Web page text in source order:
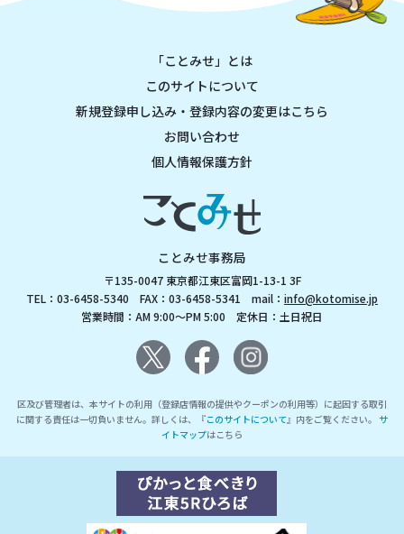
「ことみせ」とは
このサイトについて
新規登録申し込み・登録内容の変更はこちら
お問い合わせ
個人情報保護方針
ことみせ事務局
〒135-0047 東京都江東区富岡1-13-1 3F
TEL：03-6458-5340 FAX：03-6458-5341 mail： info@kotomise.jp
営業時間：AM 9:00～PM 5:00 定休日：土日祝日
区及び管理者は、本サイトの利用（登録店情報の提供やクーポンの利用等）に起因する取引
に関する責任は一切負いません。詳しくは、『このサイトについて』内をご覧ください。 サ
イトマップはこちら